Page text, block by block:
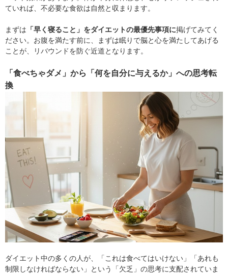
ていれば、不必要な食欲は自然と収まります。
まずは 「早く寝ること」をダイエットの最優先事項に掲げてみてく
ださい。お腹を満たす前に、まずは眠りで脳と心を満たしてあげる
ことが、リバウンドを防ぐ近道となります。
「食べちゃダメ」から「何を自分に与えるか」への思考転
換
ダイエット中の多くの人が、「これは食べてはいけない」「あれも
制限しなければならない」という「欠乏」の思考に支配されていま